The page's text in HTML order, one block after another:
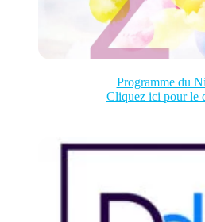
Programme du
Cliquez ici pour le